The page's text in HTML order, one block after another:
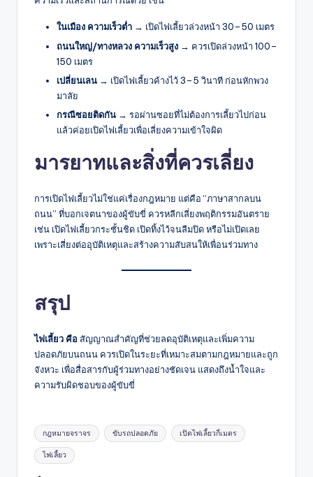
ในเมือง ความเร็วต่ำ → เปิดไฟเลี้ยวล่วงหน้า 30–50 เมตร
ถนนใหญ่/ทางหลวง ความเร็วสูง → ควรเปิดล่วงหน้า 100–
150 เมตร
เปลี่ยนเลน → เปิดไฟเลี้ยวค้างไว้ 3–5 วินาที ก่อนหักพวง
มาลัย
กรณีซอยติดกัน → รอผ่านซอยที่ไม่ต้องการเลี้ยวไปก่อน
แล้วค่อยเปิดไฟเลี้ยวเพื่อเลี่ยงความเข้าใจผิด
มารยาทและสิ่งที่ควรเลี่ยง
การเปิดไฟเลี้ยวไม่ใช่แค่เรื่องกฎหมาย แต่คือ “ภาษาสากลบน
ถนน” ที่บอกเจตนาของผู้ขับขี่ ควรหลีกเลี่ยงพฤติกรรมอันตราย
เช่น เปิดไฟเลี้ยวกระชั้นชิด เปิดทิ้งไว้จนลืมปิด หรือไม่เปิดเลย
เพราะเสี่ยงต่ออุบัติเหตุและสร้างความสับสนให้เพื่อนร่วมทาง
สรุป
ไฟเลี้ยว คือ สัญญาณสำคัญที่ช่วยลดอุบัติเหตุและเพิ่มความ
ปลอดภัยบนถนน ควรเปิดในระยะที่เหมาะสมตามกฎหมายและถูก
จังหวะ เพื่อสื่อสารกับผู้ร่วมทางอย่างชัดเจน แสดงถึงน้ำใจและ
ความรับผิดชอบของผู้ขับขี่
Tags:
กฎหมายจราจร ขับรถปลอดภัย เปิดไฟเลี้ยวกี่เมตร
ไฟเลี้ยว